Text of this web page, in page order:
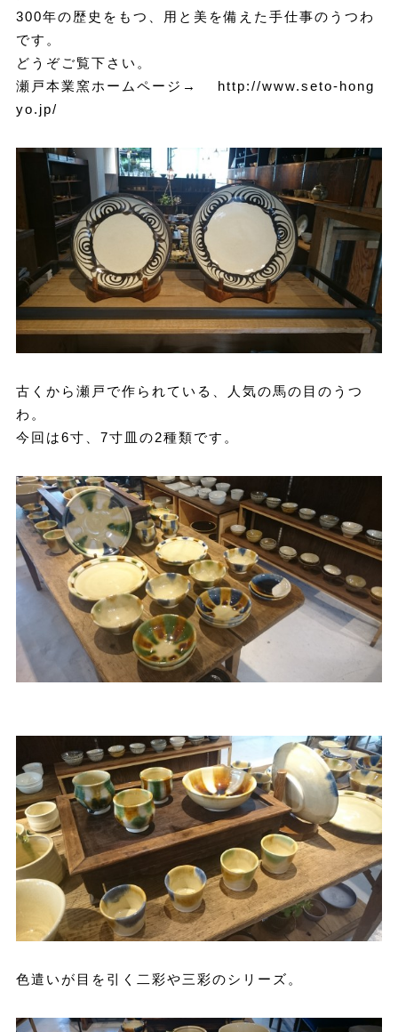
300年の歴史をもつ、用と美を備えた手仕事のうつわ
です。
どうぞご覧下さい。
瀬戸本業窯ホームページ→ http://www.seto-hong
yo.jp/
古くから瀬戸で作られている、人気の馬の目のうつ
わ。
今回は6寸、7寸皿の2種類です。
色遣いが目を引く二彩や三彩のシリーズ。